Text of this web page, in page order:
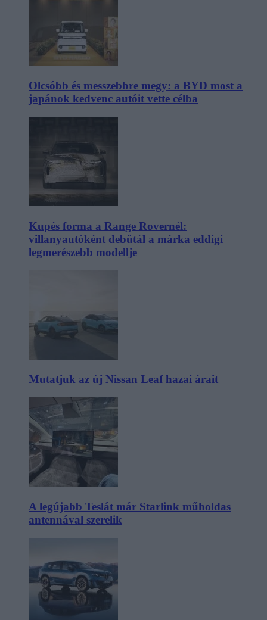
Olcsóbb és messzebbre megy: a BYD most a
japánok kedvenc autóit vette célba
Kupés forma a Range Rovernél:
villanyautóként debütál a márka eddigi
legmerészebb modellje
Mutatjuk az új Nissan Leaf hazai árait
A legújabb Teslát már Starlink műholdas
antennával szerelik